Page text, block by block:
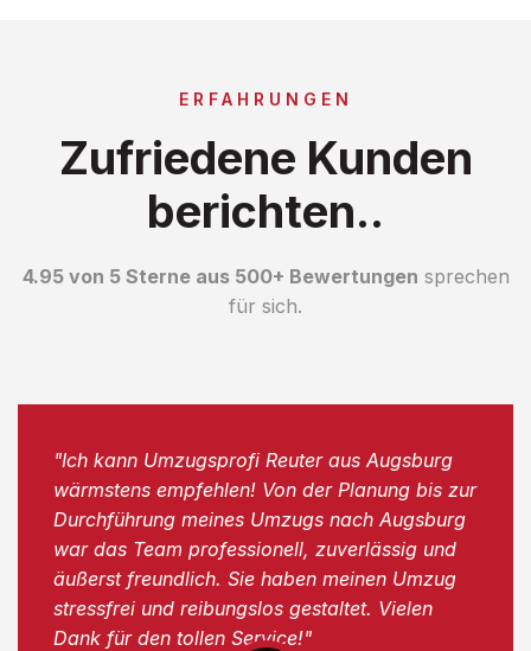
ERFAHRUNGEN
Zufriedene Kunden
berichten..
4.95 von 5 Sterne aus 500+ Bewertungen sprechen
für sich.
"Ich kann Umzugsprofi Reuter aus Augsburg
wärmstens empfehlen! Von der Planung bis zur
Durchführung meines Umzugs nach Augsburg
war das Team professionell, zuverlässig und
äußerst freundlich. Sie haben meinen Umzug
stressfrei und reibungslos gestaltet. Vielen
Dank für den tollen Service!"